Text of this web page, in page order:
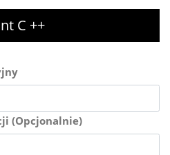
C ++
(Opcjonalnie)